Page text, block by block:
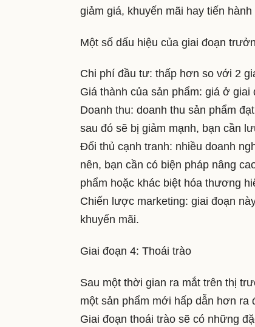
giảm giá, khuyến mãi hay tiến
Một số dấu hiệu của giai đoạn
Chi phí đầu tư: thấp hơn so với 2
Giá thành của sản phẩm: giá ở
Doanh thu: doanh thu sản phẩm
sau đó sẽ bị giảm mạnh, bạn cần
Đối thủ cạnh tranh: nhiều doanh
nên, bạn cần có biện pháp nâng
phẩm hoặc khác biệt hóa thương
Chiến lược marketing: giai đoạn
khuyến mãi.
Giai đoạn 4: Thoái trào
Sau một thời gian ra mắt trên thị
một sản phẩm mới hấp dẫn hơn
Giai đoạn thoái trào sẽ có những